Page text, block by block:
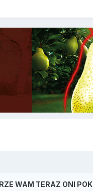
WAM TERAZ ONI